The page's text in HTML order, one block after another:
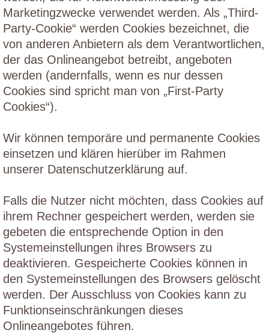
Marketingzwecke verwendet werden. Als „Third-
Party-Cookie“ werden Cookies bezeichnet, die
von anderen Anbietern als dem Verantwortlichen,
der das Onlineangebot betreibt, angeboten
werden (andernfalls, wenn es nur dessen
Cookies sind spricht man von „First-Party
Cookies“).
Wir können temporäre und permanente Cookies
einsetzen und klären hierüber im Rahmen
unserer Datenschutzerklärung auf.
Falls die Nutzer nicht möchten, dass Cookies auf
ihrem Rechner gespeichert werden, werden sie
gebeten die entsprechende Option in den
Systemeinstellungen ihres Browsers zu
deaktivieren. Gespeicherte Cookies können in
den Systemeinstellungen des Browsers gelöscht
werden. Der Ausschluss von Cookies kann zu
Funktionseinschränkungen dieses
Onlineangebotes führen.